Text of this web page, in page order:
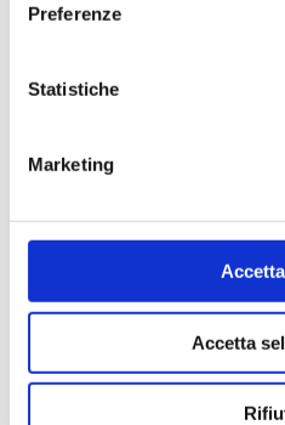
Preferenze
Statistiche
Marketing
Accetta
La visita nei luoghi più suggestivi
Verona, tra la montagna, il Lago di
l’occasione perfetta per coloro che
a 360 gradi, grazie anche